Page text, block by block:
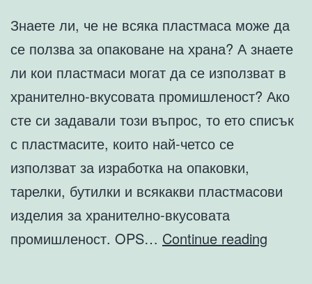
Знаете ли, че не всяка пластмаса може да
се ползва за опаковане на храна? А знаете
ли кои пластмаси могат да се използват в
хранително-вкусовата промишленост? Ако
сте си задавали този въпрос, то ето списък
с пластмасите, които най-четсо се
използват за изработка на опаковки,
тарелки, бутилки и всякакви пластмасови
изделия за хранително-вкусовата
промишленост. OPS… Continue reading